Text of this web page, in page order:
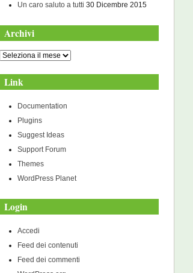
Un caro saluto a tutti 30 Dicembre 2015
Archivi
Archivi
Link
Documentation
Plugins
Suggest Ideas
Support Forum
Themes
WordPress Planet
Login
Accedi
Feed dei contenuti
Feed dei commenti